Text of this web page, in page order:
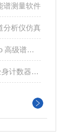
谱测量软件
分析仪仿真
级谱软件
器专用软件